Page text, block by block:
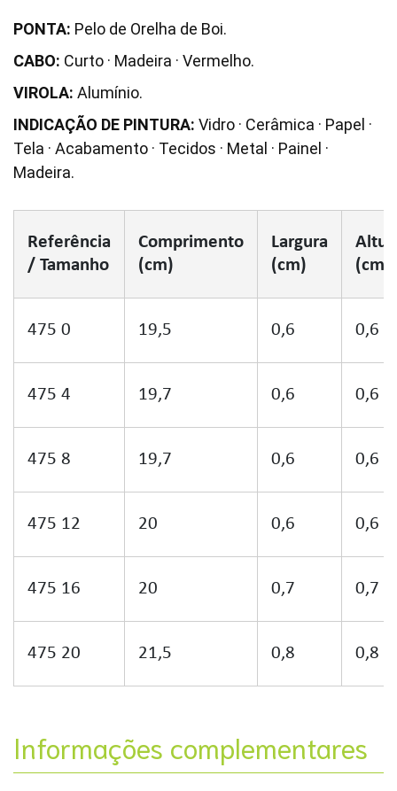
PONTA: Pelo de Orelha de Boi.
CABO: Curto · Madeira · Vermelho.
VIROLA: Alumínio.
INDICAÇÃO DE PINTURA: Vidro · Cerâmica · Papel ·
Tela · Acabamento · Tecidos · Metal · Painel ·
Madeira.
Referência
/ Tamanho
Comprimento
(cm)
Largura
(cm)
(cm)
475 0 19,5 0,6 0,6
475 4 19,7 0,6 0,6
475 8 19,7 0,6 0,6
475 12 20 0,6 0,6
475 16 20 0,7 0,7
475 20 21,5 0,8 0,8
Informações complementares